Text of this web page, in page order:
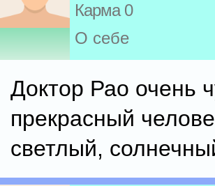
Карма 0
О себе
Доктор Рао очень
прекрасный
светлый,